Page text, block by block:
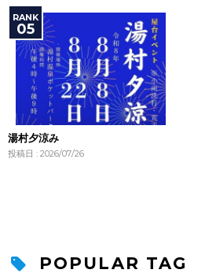
湯村夕涼み
投稿日 : 2026/07/26
POPULAR TAG